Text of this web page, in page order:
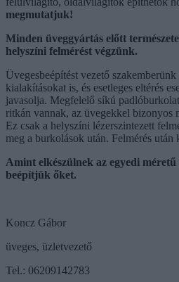
megmutatjuk!
Minden üveggyártás előtt
helyszíni felmérést végzünk.
Üvegesbeépítést vezető
kialakításokat is, és esetleges eltérés
javasolja. Megfelelő síkú
ritkán vannak, az üvegekkel bizonyos
Ez csak a helyszíni lézerszintezett
meg a burkolások után. Felmérés után
Amint elkészülnek az egyedi
beépítjük őket.
Koncz Gábor
üveges, üzletvezető
Tel.: 06209142783